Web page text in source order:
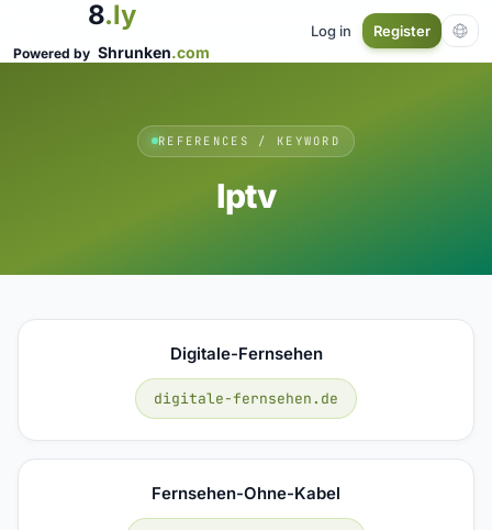
8.ly
Powered by Shrunken.com
Log in Register
REFERENCES / KEYWORD
Iptv
Digitale-Fernsehen
digitale-fernsehen.de
Fernsehen-Ohne-Kabel